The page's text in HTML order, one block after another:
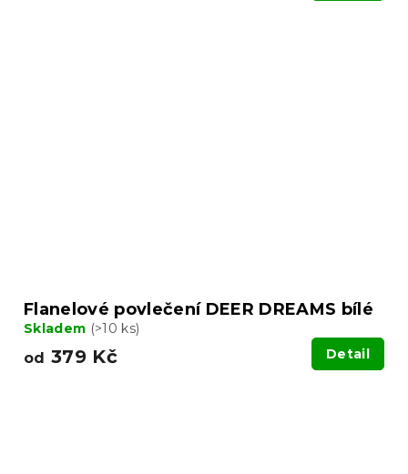
Flanelové povlečení DEER DREAMS bílé
Skladem (>10 ks)
od 379 Kč Detail